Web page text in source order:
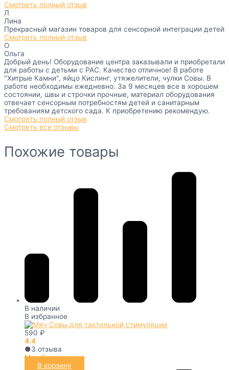
Смотреть полный отзыв
Л
Лина
Прекрасный магазин товаров для сенсорной интеграции детей
Смотреть полный отзыв
О
Ольга
Добрый день! Оборудование центра заказывали и приобретали
для работы с детьми с РАС. Качество отличное! В работе
"Хитрые Камни", яйцо Кислинг, утяжелители, чулки Совы. В
работе необходимы ежедневно. За 9 месяцев все в хорошем
состоянии, швы и строчки прочные, материал оборудования
отвечает сенсорным потребностям детей и санитарным
требованиям детского сада. К приобретению рекомендую.
Смотреть полный отзыв
Смотреть все отзывы
Похожие товары
В наличии
В избранное
590 ₽
4.4
●3 отзыва
Мяч Совы
В корзину